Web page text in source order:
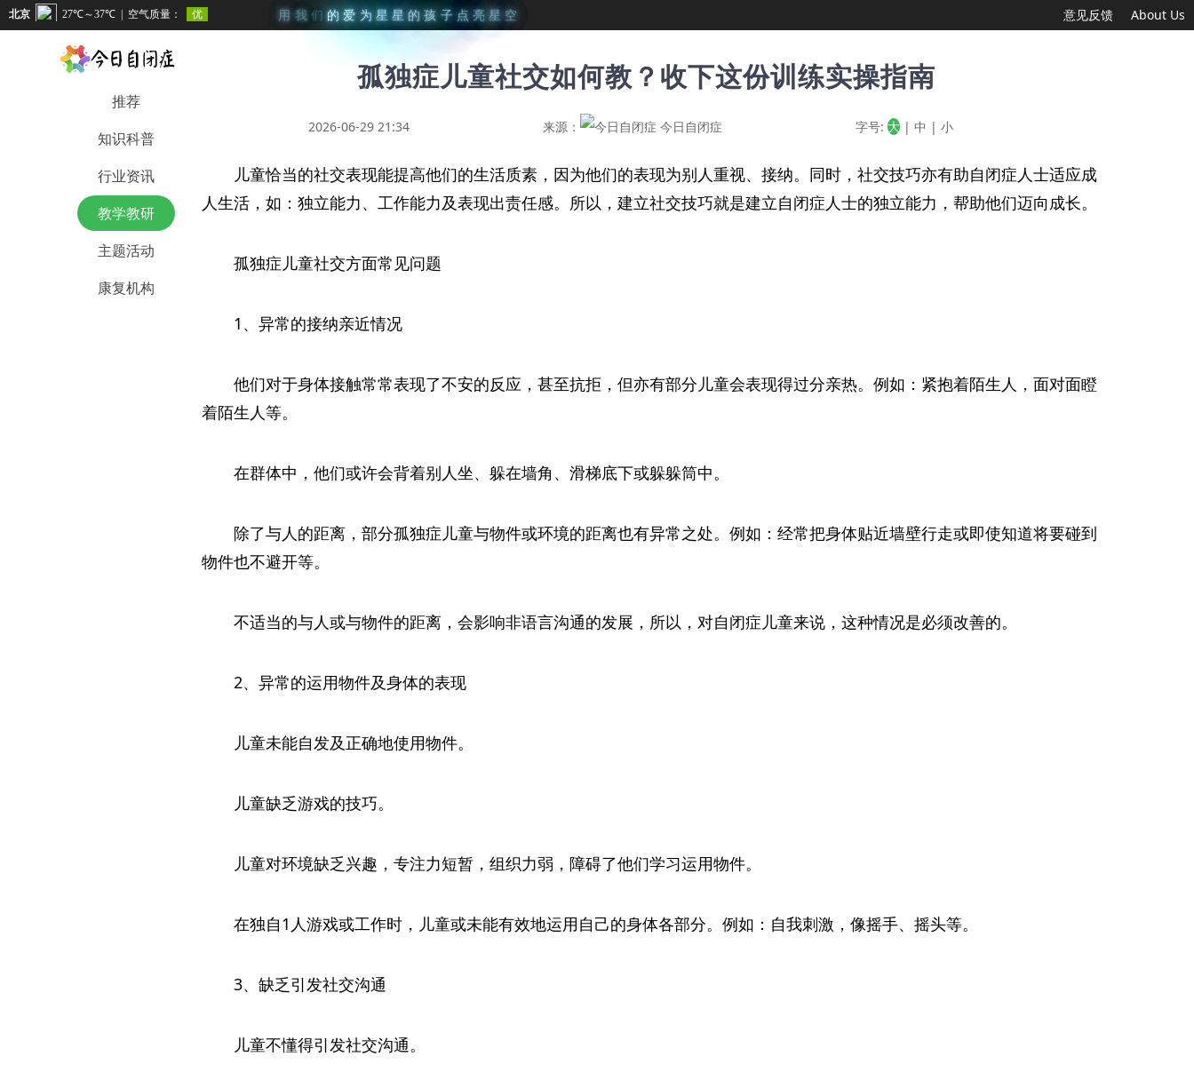
用 我 们 的 爱 为 星 星 的 孩 子 点 亮 星 空 意见反馈 About Us
推荐
知识科普
行业资讯
教学教研
主题活动
康复机构
孤独症儿童社交如何教？收下这份训练实操指南
2026-06-29 21:34 来源： 今日自闭症 字号: 大 | 中 | 小
儿童恰当的社交表现能提高他们的生活质素，因为他们的表现为别人重视、接纳。同时，社交技巧亦有助自闭症人士适应成
人生活，如：独立能力、工作能力及表现出责任感。所以，建立社交技巧就是建立自闭症人士的独立能力，帮助他们迈向成长。
孤独症儿童社交方面常见问题
1、异常的接纳亲近情况
他们对于身体接触常常表现了不安的反应，甚至抗拒，但亦有部分儿童会表现得过分亲热。例如：紧抱着陌生人，面对面瞪
着陌生人等。
在群体中，他们或许会背着别人坐、躲在墙角、滑梯底下或躲躲筒中。
除了与人的距离，部分孤独症儿童与物件或环境的距离也有异常之处。例如：经常把身体贴近墙壁行走或即使知道将要碰到
物件也不避开等。
不适当的与人或与物件的距离，会影响非语言沟通的发展，所以，对自闭症儿童来说，这种情况是必须改善的。
2、异常的运用物件及身体的表现
儿童未能自发及正确地使用物件。
儿童缺乏游戏的技巧。
儿童对环境缺乏兴趣，专注力短暂，组织力弱，障碍了他们学习运用物件。
在独自1人游戏或工作时，儿童或未能有效地运用自己的身体各部分。例如：自我刺激，像摇手、摇头等。
3、缺乏引发社交沟通
儿童不懂得引发社交沟通。